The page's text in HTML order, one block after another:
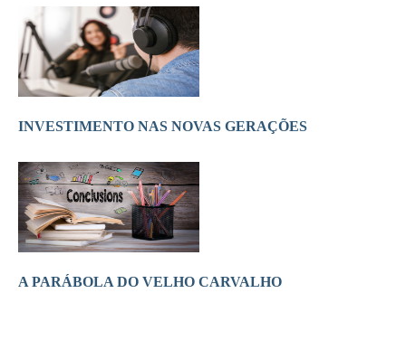
INVESTIMENTO NAS NOVAS GERAÇÕES
A PARÁBOLA DO VELHO CARVALHO